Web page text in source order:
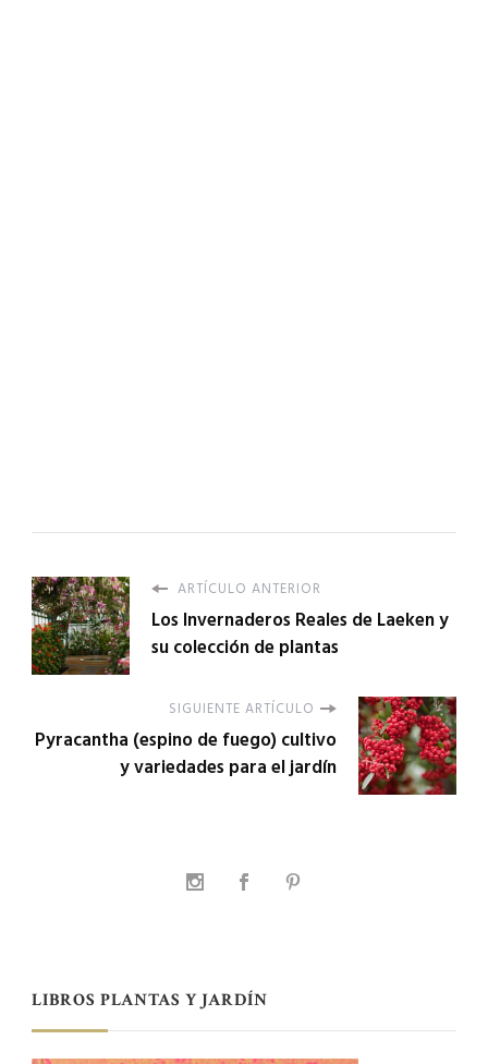
ARTÍCULO ANTERIOR
Los Invernaderos Reales de Laeken y
su colección de plantas
SIGUIENTE ARTÍCULO
Pyracantha (espino de fuego) cultivo
y variedades para el jardín
LIBROS PLANTAS Y JARDÍN